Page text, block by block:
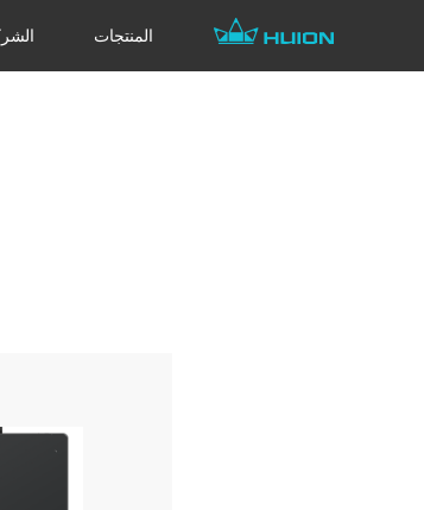
المنتجات